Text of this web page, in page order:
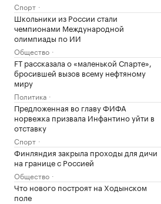
Спорт
Школьники из России стали
чемпионами Международной
олимпиады по ИИ
Общество
FT рассказала о «маленькой Спарте»,
бросившей вызов всему нефтяному
миру
Политика
Предложенная во главу ФИФА
норвежка призвала Инфантино уйти в
отставку
Спорт
Финляндия закрыла проходы для дичи
на границе с Россией
Общество
Что нового построят на Ходынском
поле